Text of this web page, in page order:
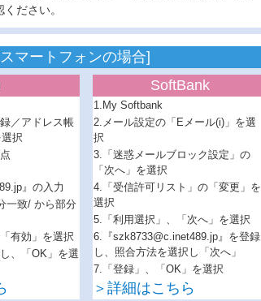
ださい。
マートフォンの場合]
／アドレス帳
択
』の入力
一致/ から部分
有効」を選択
、「OK」を選
SoftBank
1.My Softbank
2.メール設定の「Eメール(i)」を選
択
3.「迷惑メールブロック設定」の
「次へ」を選択
4.「受信許可リスト」の「変更」を
選択
5.「利用選択」、「次へ」を選択
6.『szk8733@c.inet489.jp』を登録
し、照合方法を選択し「次へ」
7.「登録」、「OK」を選択
＞詳細はこちら